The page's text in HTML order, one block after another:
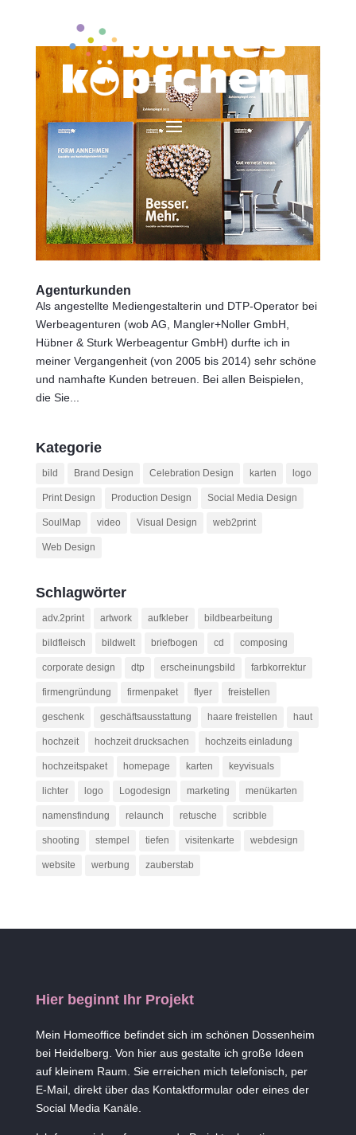
Agenturkunden
Als angestellte Mediengestalterin und DTP-Operator bei
Werbeagenturen (wob AG, Mangler+Noller GmbH,
Hübner & Sturk Werbeagentur GmbH) durfte ich in
meiner Vergangenheit (von 2005 bis 2014) sehr schöne
und namhafte Kunden betreuen. Bei allen Beispielen,
die Sie...
Kategorie
bild Brand Design Celebration Design karten logo
Print Design Production Design Social Media Design
SoulMap video Visual Design web2print
Web Design
Schlagwörter
adv.2print artwork aufkleber bildbearbeitung
bildfleisch bildwelt briefbogen cd composing
corporate design dtp erscheinungsbild farbkorrektur
firmengründung firmenpaket flyer freistellen
geschenk geschäftsausstattung haare freistellen haut
hochzeit hochzeit drucksachen hochzeits einladung
hochzeitspaket homepage karten keyvisuals
lichter logo Logodesign marketing menükarten
namensfindung relaunch retusche scribble
shooting stempel tiefen visitenkarte webdesign
website werbung zauberstab
Hier beginnt Ihr Projekt
Mein Homeoffice befindet sich im schönen Dossenheim
bei Heidelberg. Von hier aus gestalte ich große Ideen
auf kleinem Raum. Sie erreichen mich telefonisch, per
E-Mail, direkt über das Kontaktformular oder eines der
Social Media Kanäle.